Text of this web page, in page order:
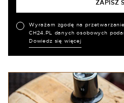
Wyrażam zgodę na
CH24.PL danych osobowych
Dowiedz się więcej